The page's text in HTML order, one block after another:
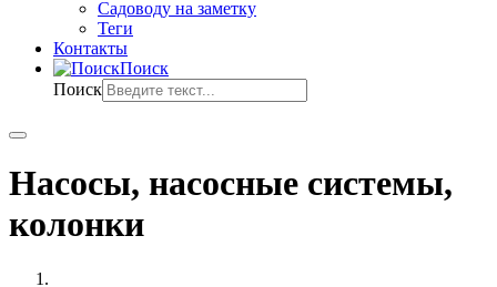
Садоводу на заметку
Теги
Контакты
Поиск
Поиск
Насосы, насосные системы,
колонки